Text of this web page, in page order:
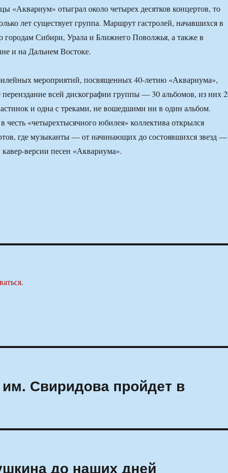
«Аквариум» отыграл около четырех десятков концертов, то
лет существует группа. Маршрут гастролей, начавшихся в
городам Сибири, Урала и Ближнего Поволжья, а также в
и на Дальнем Востоке.
мероприятий, посвященных 40-летию «Аквариума»,
всей дискографии группы — 30 альбомов, из них
и одна с треками, не вошедшими ни в один альбом.
честь «четырехтысячного юбилея» коллектива открылся
где музыканты — от начинающих до состоявшихся звезд —
версии песен «Аквариума».
.
Свиридова пройдет в
до наших дней